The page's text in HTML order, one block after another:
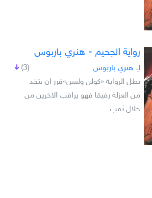
رواية الجحيم - هنري باربوس
(3) لـِ: هنري باربوس
بطل الرواية «كولن ولسن»قرر ان يتخد
من العزلة رفيقا فهو يراقب الاخرين من
خلال ثقب